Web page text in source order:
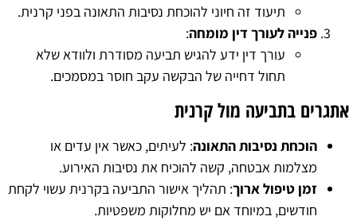
תיעוד זה חיוני להוכחת נסיבות התאונה בפני קרנית.
פנייה לעורך דין מומחה:
עורך דין ידע להגיש תביעה מסודרת ולוודא שלא
תחול דחייה של הבקשה עקב חוסר במסמכים.
אתגרים בתביעה מול קרנית
הוכחת נסיבות התאונה: לעיתים, כאשר אין עדים או
מצלמות אבטחה, קשה להוכיח את נסיבות האירוע.
זמן טיפול ארוך: תהליך אישור התביעה בקרנית עשוי לקחת
חודשים, במיוחד אם יש מחלוקות משפטיות.